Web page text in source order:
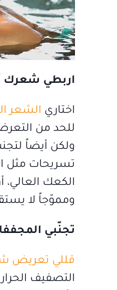
اربطي شعرك
اختاري الشعر
للحد من
ولكن أيضاً
تسريحات مثل
الكعك
ومموّجاً لا
تجنّبي
قللي تعريض
التصفيف